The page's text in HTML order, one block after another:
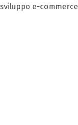
sviluppo e-commerce